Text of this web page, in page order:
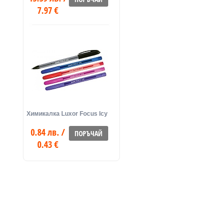
7.97 €
ПОРЪЧАЙ
0.84 лв. /
0.43 €
Химикалка Luxor Focus Icy